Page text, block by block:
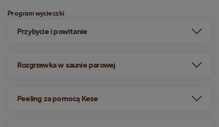
Program wycieczki
Przybycie i powitanie
Rozgrzewka w saunie parowej
Peeling za pomocą Kese